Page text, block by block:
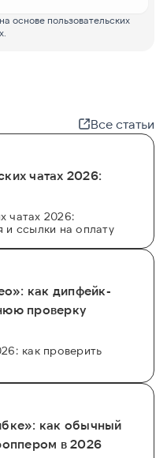
основе пользовательских
Все статьи
чатах 2026:
чатах 2026:
и ссылки на оплату
как дипфейк-
проверку
как проверить
как обычный
в 2026